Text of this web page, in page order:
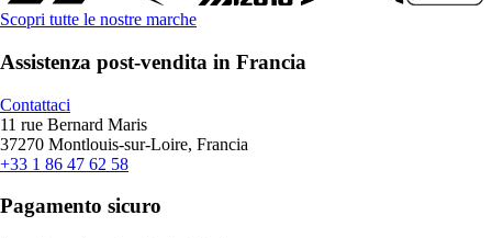
Scopri tutte le nostre marche
Assistenza post-vendita in Francia
Contattaci
11 rue Bernard Maris
37270 Montlouis-sur-Loire, Francia
+33 1 86 47 62 58
Pagamento sicuro